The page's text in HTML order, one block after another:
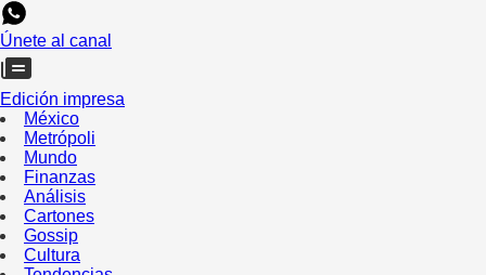
Únete al canal
Edición impresa
México
Metrópoli
Mundo
Finanzas
Análisis
Cartones
Gossip
Cultura